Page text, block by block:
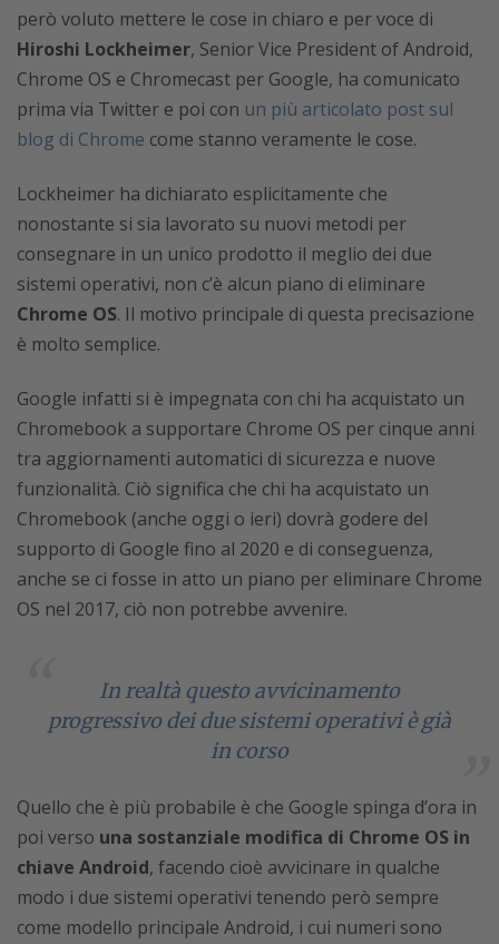
però voluto mettere le cose in chiaro e per voce di
Hiroshi Lockheimer, Senior Vice President of Android,
Chrome OS e Chromecast per Google, ha comunicato
prima via Twitter e poi con un più articolato post sul
blog di Chrome come stanno veramente le cose.
Lockheimer ha dichiarato esplicitamente che
nonostante si sia lavorato su nuovi metodi per
consegnare in un unico prodotto il meglio dei due
sistemi operativi, non c’è alcun piano di eliminare
Chrome OS. Il motivo principale di questa precisazione
è molto semplice.
Google infatti si è impegnata con chi ha acquistato un
Chromebook a supportare Chrome OS per cinque anni
tra aggiornamenti automatici di sicurezza e nuove
funzionalità. Ciò significa che chi ha acquistato un
Chromebook (anche oggi o ieri) dovrà godere del
supporto di Google fino al 2020 e di conseguenza,
anche se ci fosse in atto un piano per eliminare Chrome
OS nel 2017, ciò non potrebbe avvenire.
In realtà questo avvicinamento
progressivo dei due sistemi operativi è già
in corso
Quello che è più probabile è che Google spinga d’ora in
poi verso una sostanziale modifica di Chrome OS in
chiave Android, facendo cioè avvicinare in qualche
modo i due sistemi operativi tenendo però sempre
come modello principale Android, i cui numeri sono